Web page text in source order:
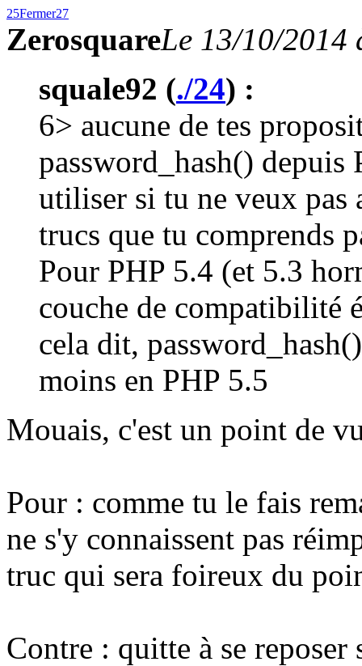
25Fermer27
ZerosquareLe 13/10/2014
squale92 (./24) :
6> aucune de tes
password_hash()
utiliser si tu ne veux pas
trucs que tu comprends
Pour PHP 5.4 (et 5.3
couche de compatibilité
cela dit,
moins en PHP 5.5
Mouais, c'est un point de
Pour : comme tu le fais
ne s'y connaissent pas
truc qui sera foireux du
Contre : quitte à se